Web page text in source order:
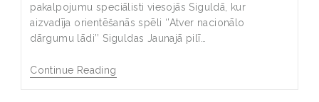
pakalpojumu speciālisti viesojās Siguldā, kur
aizvadīja orientēšanās spēli ‘’Atver nacionālo
dārgumu lādi’’ Siguldas Jaunajā pilī…
Continue Reading